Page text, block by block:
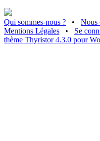
Qui sommes-nous ? • Nous
Mentions Légales
• Se
thème Thyristor 4.3.0 pour